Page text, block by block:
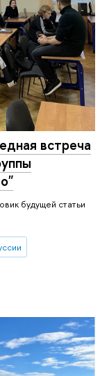
встреча
будущей статьи